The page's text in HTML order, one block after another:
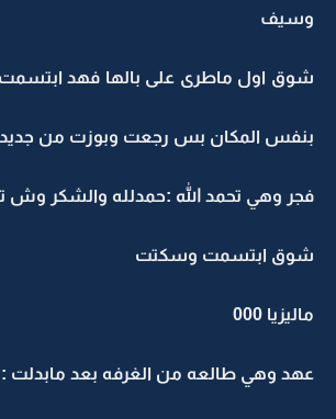
وسيف
شوق اول ماطرى على بالها فهد ابتسمت
بنفس المكان بس رجعت وبوزت من جديد
فجر وهي تحمد الله :حمدلله والشكر وش
شوق ابتسمت وسكتت
ماليزيا 000
عهد وهي طالعه من الغرفه بعد مابدلت :